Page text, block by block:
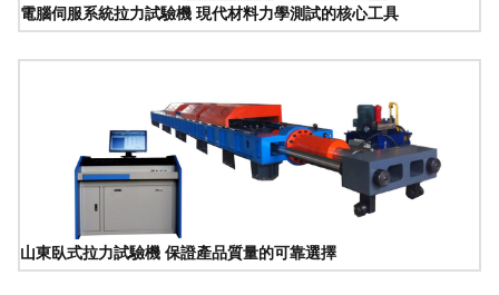
電腦伺服系統拉力試驗機 現代材料力學測試的核心工具
山東臥式拉力試驗機 保證產品質量的可靠選擇